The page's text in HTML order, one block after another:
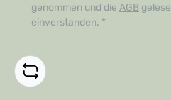
genommen und die AGB
einverstanden. *